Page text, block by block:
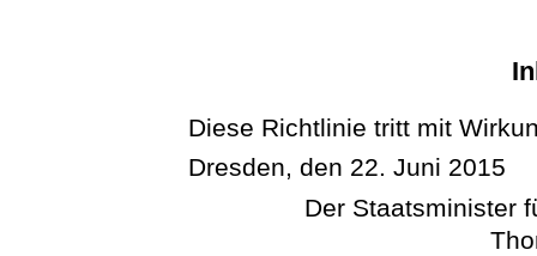
Diese Richtlinie tritt mit
Dresden, den 22. Juni 2015
Der Staatsminister